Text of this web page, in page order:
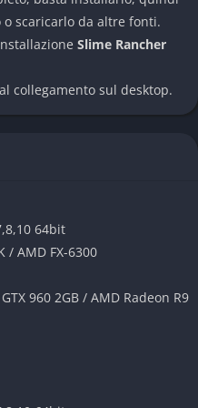
sempre più complesse.
Conservatorio
conservatorio, una struttura
dei plort permettono di
grafica colorata, effetti di
ideale sia per
esplorazioni. Il meteo
all’ambiente.
scaricarlo da altre fonti.
Slime Rancher
collegamento sul desktop.
64bit
/ AMD FX-6300
960 2GB / AMD Radeon R9